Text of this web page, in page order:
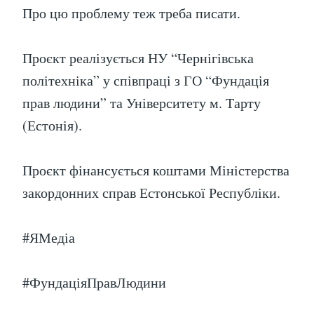
Про цю проблему теж треба писати.
Проєкт реалізується НУ “Чернігівська
політехніка” у співпраці з ГО “Фундація
прав людини” та Університету м. Тарту
(Естонія).
Проєкт фінансується коштами Міністерства
закордонних справ Естонської Республіки.
#ЯМедіа
#ФундаціяПравЛюдини